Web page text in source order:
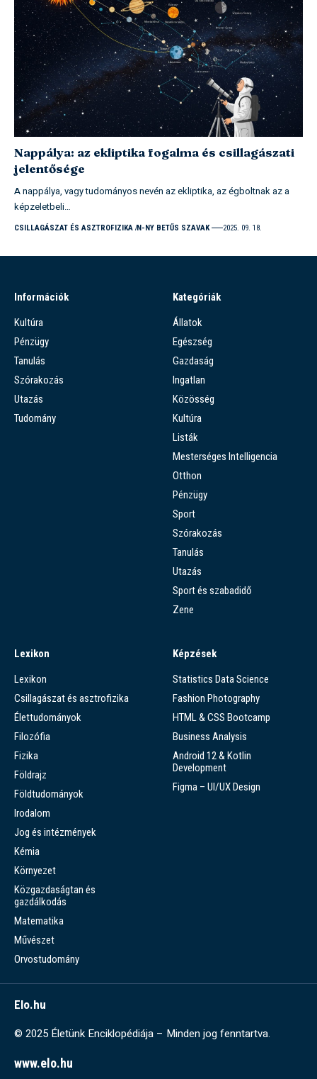
Nappálya: az ekliptika fogalma és csillagászati
jelentősége
A nappálya, vagy tudományos nevén az ekliptika, az égboltnak az a
képzeletbeli…
CSILLAGÁSZAT ÉS ASZTROFIZIKA N-NY BETŰS SZAVAK 2025. 09. 18.
Információk
Kultúra
Pénzügy
Tanulás
Szórakozás
Utazás
Tudomány
Kategóriák
Állatok
Egészség
Gazdaság
Ingatlan
Közösség
Kultúra
Listák
Mesterséges Intelligencia
Otthon
Pénzügy
Sport
Szórakozás
Tanulás
Utazás
Sport és szabadidő
Zene
Lexikon
Lexikon
Csillagászat és asztrofizika
Élettudományok
Filozófia
Fizika
Földrajz
Földtudományok
Irodalom
Jog és intézmények
Kémia
Környezet
Közgazdaságtan és
gazdálkodás
Matematika
Művészet
Orvostudomány
Képzések
Statistics Data Science
Fashion Photography
HTML & CSS Bootcamp
Business Analysis
Android 12 & Kotlin
Development
Figma – UI/UX Design
Elo.hu
© 2025 Életünk Enciklopédiája – Minden jog fenntartva.
www.elo.hu